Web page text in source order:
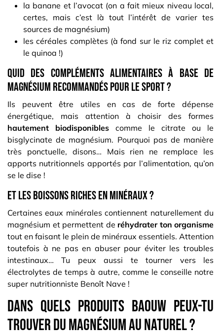
la banane et l’avocat (on a fait mieux niveau local,
certes, mais c’est là tout l’intérêt de varier tes
sources de magnésium)
les céréales complètes (à fond sur le riz complet et
le quinoa !)
Quid des compléments alimentaires à base de
magnésium recommandés pour le sport ?
Ils peuvent être utiles en cas de forte dépense
énergétique, mais attention à choisir des formes
hautement biodisponibles comme le citrate ou le
bisglycinate de magnésium. Pourquoi pas de manière
très ponctuelle, disons… Mais rien ne remplace les
apports nutritionnels apportés par l’alimentation, qu’on
se le dise !
Et les boissons riches en minéraux ?
Certaines eaux minérales contiennent naturellement du
magnésium et permettent de réhydrater ton organisme
tout en faisant le plein de minéraux essentiels. Attention
toutefois à ne pas en abuser pour éviter les troubles
intestinaux… Tu peux aussi te tourner vers les
électrolytes de temps à autre, comme le conseille notre
super nutritionniste Benoît Nave !
Dans quels produits Baouw peux-tu
trouver du magnésium au naturel ?